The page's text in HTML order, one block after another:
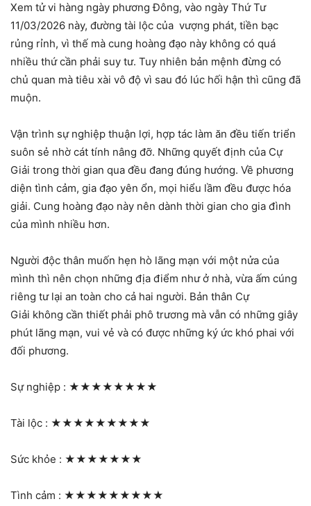
Xem tử vi hàng ngày phương Đông, vào ngày Thứ Tư
11/03/2026 này, đường tài lộc của vượng phát, tiền bạc
rủng rỉnh, vì thế mà cung hoàng đạo này không có quá
nhiều thứ cần phải suy tư. Tuy nhiên bản mệnh đừng có
chủ quan mà tiêu xài vô độ vì sau đó lúc hối hận thì cũng đã
muộn.
Vận trình sự nghiệp thuận lợi, hợp tác làm ăn đều tiến triển
suôn sẻ nhờ cát tính nâng đỡ. Những quyết định của Cự
Giải trong thời gian qua đều đang đúng hướng. Về phương
diện tình cảm, gia đạo yên ổn, mọi hiểu lầm đều được hóa
giải. Cung hoàng đạo này nên dành thời gian cho gia đình
của mình nhiều hơn.
Người độc thân muốn hẹn hò lãng mạn với một nửa của
mình thì nên chọn những địa điểm như ở nhà, vừa ấm cúng
riêng tư lại an toàn cho cả hai người. Bản thân Cự
Giải không cần thiết phải phô trương mà vẫn có những giây
phút lãng mạn, vui vẻ và có được những ký ức khó phai với
đối phương.
Sự nghiệp : ★★★★★★★★
Tài lộc : ★★★★★★★★★
Sức khỏe : ★★★★★★★
Tình cảm : ★★★★★★★★★